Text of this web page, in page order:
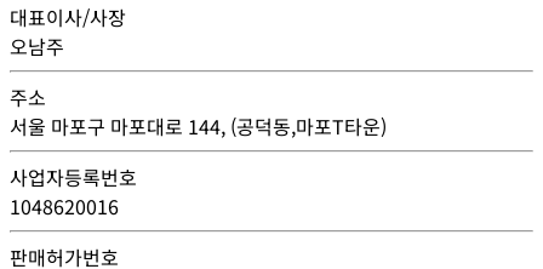
대표이사/사장
오남주
주소
서울 마포구 마포대로 144, (공덕동,마포T타운)
사업자등록번호
1048620016
판매허가번호